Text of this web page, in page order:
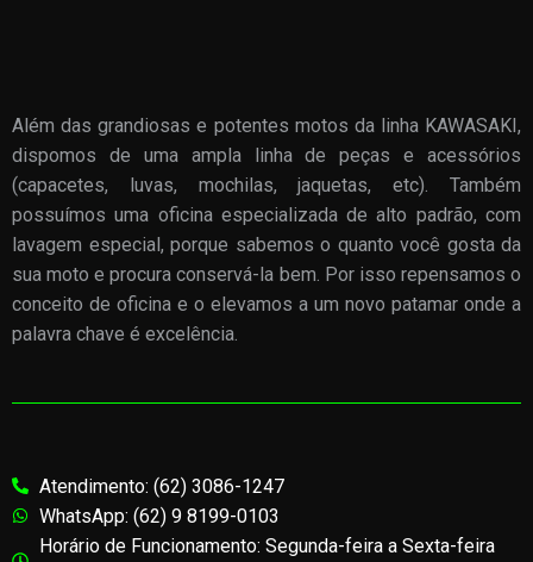
Além das grandiosas e potentes motos da linha KAWASAKI,
dispomos de uma ampla linha de peças e acessórios
(capacetes, luvas, mochilas, jaquetas, etc). Também
possuímos uma oficina especializada de alto padrão, com
lavagem especial, porque sabemos o quanto você gosta da
sua moto e procura conservá-la bem. Por isso repensamos o
conceito de oficina e o elevamos a um novo patamar onde a
palavra chave é excelência.
Atendimento: (62) 3086-1247
WhatsApp: (62) 9 8199-0103
Horário de Funcionamento: Segunda-feira a Sexta-feira